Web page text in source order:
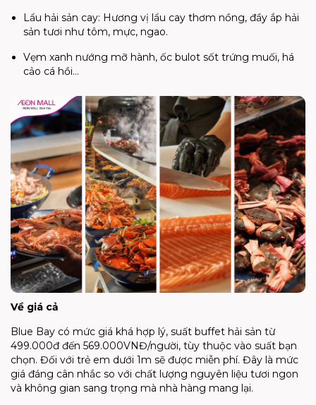
Lẩu hải sản cay: Hương vị lẩu cay thơm nồng, đầy ắp hải
sản tươi như tôm, mực, ngao.
Vẹm xanh nướng mỡ hành, ốc bulot sốt trứng muối, há
cảo cá hồi…
Về giá cả
Blue Bay có mức giá khá hợp lý, suất buffet hải sản từ
499.000đ đến 569.000VNĐ/người, tùy thuộc vào suất bạn
chọn. Đối với trẻ em dưới 1m sẽ được miễn phí. Đây là mức
giá đáng cân nhắc so với chất lượng nguyên liệu tươi ngon
và không gian sang trọng mà nhà hàng mang lại.